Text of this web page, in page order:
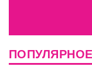
ПОПУЛЯРНОЕ